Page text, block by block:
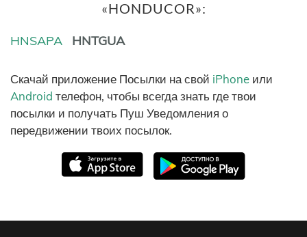
«HONDUCOR»:
HNSAPA HNTGUA
Скачай приложение Посылки на свой iPhone или
Android телефон, чтобы всегда знать где твои
посылки и получать Пуш Уведомления о
передвижении твоих посылок.